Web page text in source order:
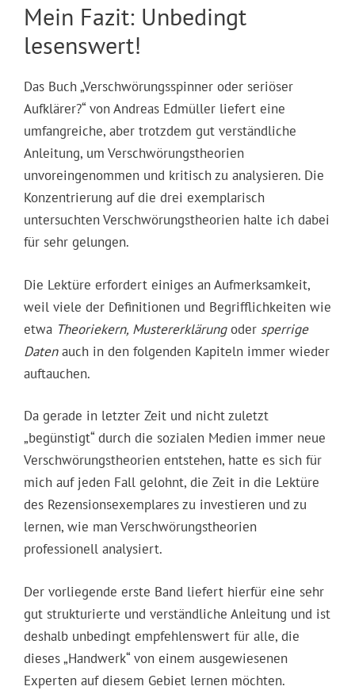
Mein Fazit: Unbedingt
lesenswert!
Das Buch „Verschwörungsspinner oder seriöser
Aufklärer?“ von Andreas Edmüller liefert eine
umfangreiche, aber trotzdem gut verständliche
Anleitung, um Verschwörungstheorien
unvoreingenommen und kritisch zu analysieren. Die
Konzentrierung auf die drei exemplarisch
untersuchten Verschwörungstheorien halte ich dabei
für sehr gelungen.
Die Lektüre erfordert einiges an Aufmerksamkeit,
weil viele der Definitionen und Begrifflichkeiten wie
etwa Theoriekern, Mustererklärungoder sperrige
Datenauch in den folgenden Kapiteln immer wieder
auftauchen.
Da gerade in letzter Zeit und nicht zuletzt
„begünstigt“ durch die sozialen Medien immer neue
Verschwörungstheorien entstehen, hatte es sich für
mich auf jeden Fall gelohnt, die Zeit in die Lektüre
des Rezensionsexemplares zu investieren und zu
lernen, wie man Verschwörungstheorien
professionell analysiert.
Der vorliegende erste Band liefert hierfür eine sehr
gut strukturierte und verständliche Anleitung und ist
deshalb unbedingt empfehlenswert für alle, die
dieses „Handwerk“ von einem ausgewiesenen
Experten auf diesem Gebiet lernen möchten.